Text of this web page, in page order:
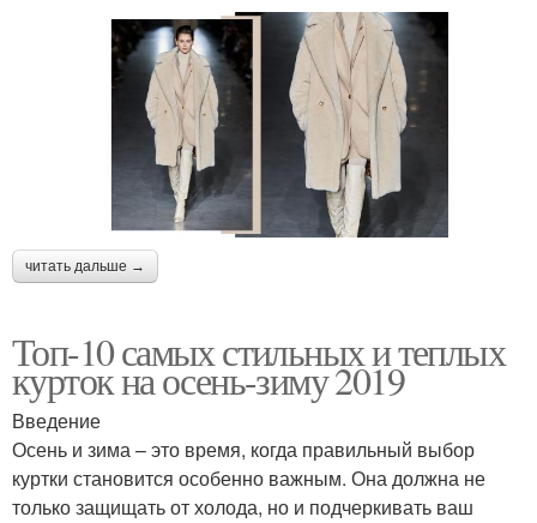
читать дальше →
Топ-10 самых стильных и теплых
курток на осень-зиму 2019
Введение
Осень и зима – это время, когда правильный выбор
куртки становится особенно важным. Она должна не
только защищать от холода, но и подчеркивать ваш